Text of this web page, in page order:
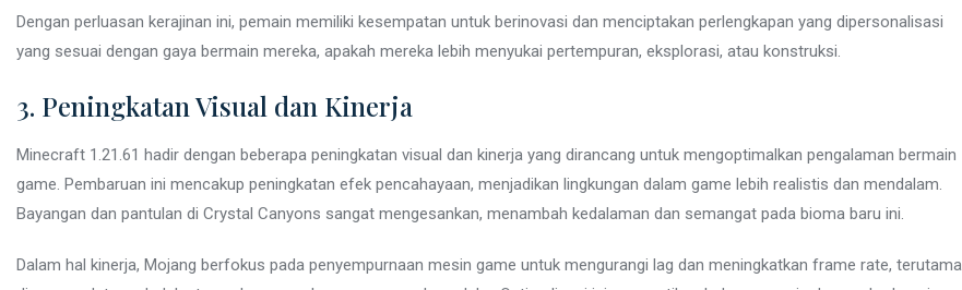
Dengan perluasan kerajinan ini, pemain memiliki kesempatan untuk berinovasi dan menciptakan perlengkapan yang dipersonalisasi
yang sesuai dengan gaya bermain mereka, apakah mereka lebih menyukai pertempuran, eksplorasi, atau konstruksi.
3. Peningkatan Visual dan Kinerja
Minecraft 1.21.61 hadir dengan beberapa peningkatan visual dan kinerja yang dirancang untuk mengoptimalkan pengalaman bermain
game. Pembaruan ini mencakup peningkatan efek pencahayaan, menjadikan lingkungan dalam game lebih realistis dan mendalam.
Bayangan dan pantulan di Crystal Canyons sangat mengesankan, menambah kedalaman dan semangat pada bioma baru ini.
Dalam hal kinerja, Mojang berfokus pada penyempurnaan mesin game untuk mengurangi lag dan meningkatkan frame rate, terutama